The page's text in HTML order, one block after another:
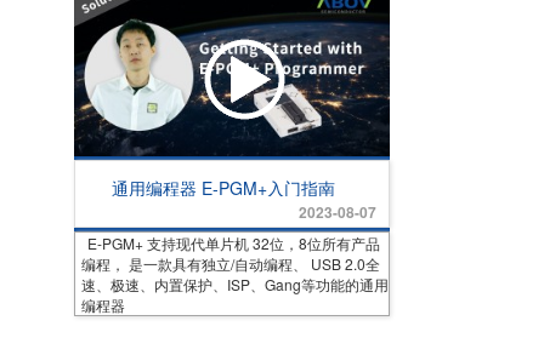
通用编程器 E-PGM+入门指南
2023-08-07
E-PGM+ 支持现代单片机 32位，8位所有产品
编程， 是一款具有独立/自动编程、 USB 2.0全
速、极速、内置保护、ISP、Gang等功能的通用
编程器